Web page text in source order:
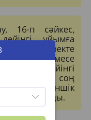
16-п сәйкес,
ұйымға
кезекте
анасы немесе
дейінгі
ай өткен соң
жекеменшік
алады.